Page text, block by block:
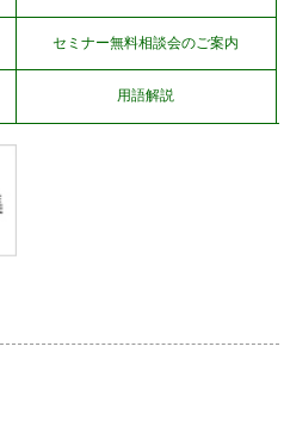
セミナー無料相談会のご案内
用語解説